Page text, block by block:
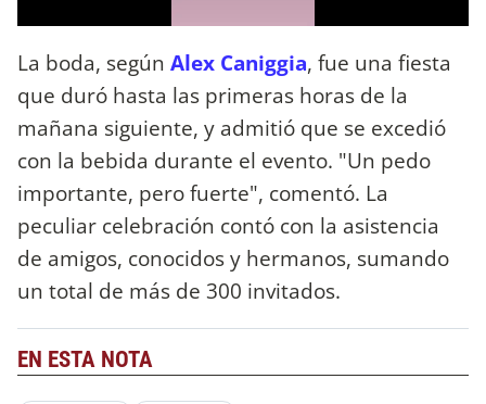
La boda, según Alex Caniggia, fue una fiesta
que duró hasta las primeras horas de la
mañana siguiente, y admitió que se excedió
con la bebida durante el evento. "Un pedo
importante, pero fuerte", comentó. La
peculiar celebración contó con la asistencia
de amigos, conocidos y hermanos, sumando
un total de más de 300 invitados.
EN ESTA NOTA